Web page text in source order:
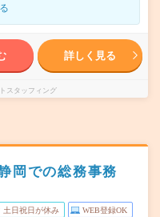
詳しく見る
スタッフィング
岡での総務事務
土日祝日が休み WEB登録OK